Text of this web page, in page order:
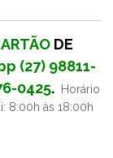
DE
(27) 98811-
0425.
Horário
8:00h às 18:00h